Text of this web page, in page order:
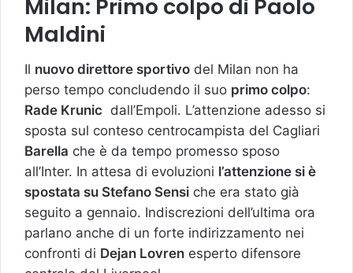
Milan: Primo colpo di Paolo
Maldini
Il nuovo direttore sportivo del Milan non ha
perso tempo concludendo il suo primo colpo:
Rade Krunic dall’Empoli. L’attenzione adesso si
sposta sul conteso centrocampista del Cagliari
Barella che è da tempo promesso sposo
all’Inter. In attesa di evoluzioni l’attenzione si è
spostata su Stefano Sensi che era stato già
seguito a gennaio. Indiscrezioni dell’ultima ora
parlano anche di un forte indirizzamento nei
confronti di Dejan Lovren esperto difensore